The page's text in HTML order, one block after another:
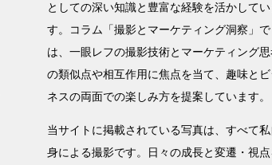
としての深い知識と豊富な経験を活かしてい
す。コラム「撮影とマーケティング洞察」で
は、一眼レフの撮影技術とマーケティング
の類似点や相互作用に焦点を当て、趣味とビ
ネスの両面での楽しみ方を提案しています。
当サイトに掲載されている写真は、すべて私
身による撮影です。日々の成長と変遷・視点